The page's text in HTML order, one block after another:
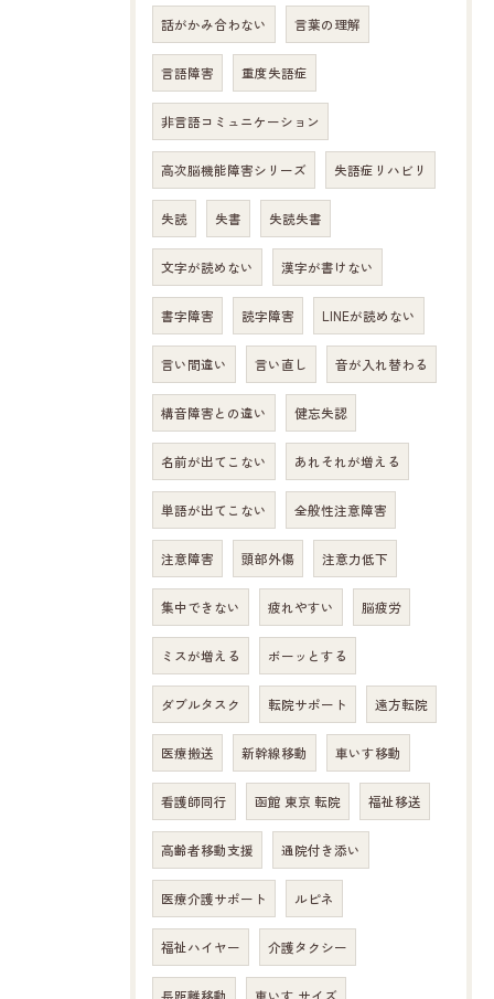
話がかみ合わない 言葉の理解
言語障害 重度失語症
非言語コミュニケーション
高次脳機能障害シリーズ 失語症リハビリ
失読 失書 失読失書
文字が読めない 漢字が書けない
書字障害 読字障害 LINEが読めない
言い間違い 言い直し 音が入れ替わる
構音障害との違い 健忘失認
名前が出てこない あれそれが増える
単語が出てこない 全般性注意障害
注意障害 頭部外傷 注意力低下
集中できない 疲れやすい 脳疲労
ミスが増える ボーッとする
ダブルタスク 転院サポート 遠方転院
医療搬送 新幹線移動 車いす移動
看護師同行 函館 東京 転院 福祉移送
高齢者移動支援 通院付き添い
医療介護サポート ルピネ
福祉ハイヤー 介護タクシー